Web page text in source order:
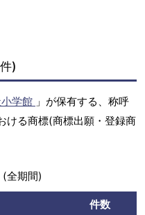
)
学館 」が保有する、称呼
ける商標(商標出願・登録商
全期間)
件数